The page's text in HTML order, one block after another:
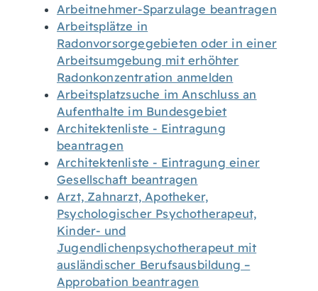
Arbeitnehmer-Sparzulage beantragen
Arbeitsplätze in
Radonvorsorgegebieten oder in einer
Arbeitsumgebung mit erhöhter
Radonkonzentration anmelden
Arbeitsplatzsuche im Anschluss an
Aufenthalte im Bundesgebiet
Architektenliste - Eintragung
beantragen
Architektenliste - Eintragung einer
Gesellschaft beantragen
Arzt, Zahnarzt, Apotheker,
Psychologischer Psychotherapeut,
Kinder- und
Jugendlichenpsychotherapeut mit
ausländischer Berufsausbildung –
Approbation beantragen